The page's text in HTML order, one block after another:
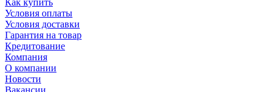
Как купить
Условия оплаты
Условия доставки
Гарантия на товар
Кредитование
Компания
О компании
Новости
Вакансии